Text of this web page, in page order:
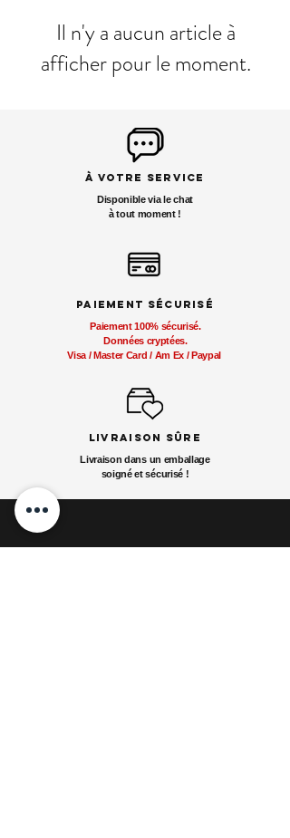
Il n'y a aucun article à
afficher pour le moment.
à votre service
Disponible via le chat
à tout moment !
paiement sécurisé
Paiement 100% sécurisé.
Données cryptées.
Visa / Master Card / Am Ex / Paypal
livraison sûre
Livraison dans un emballage
soigné et sécurisé !